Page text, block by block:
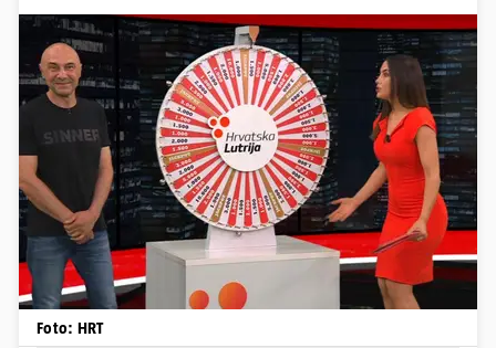
Foto: HRT